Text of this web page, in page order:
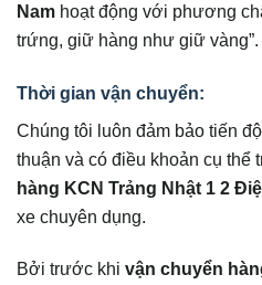
Nam hoạt động với phương
trứng, giữ hàng như giữ vàng”.
Thời gian vận chuyển:
Chúng tôi luôn đảm bảo tiến
thuận và có điều khoản cụ thể
hàng KCN Trảng Nhật 1 2
xe chuyên dụng.
Bởi trước khi vận chuyển